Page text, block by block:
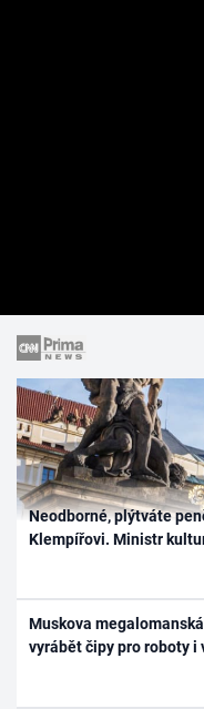
Neodborné, plýtváte
Klempířovi. Ministr
Muskova
vyrábět čipy pro roboty i